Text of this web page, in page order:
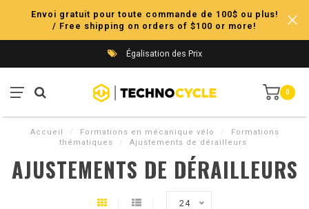
Envoi gratuit pour toute commande de 100$ ou plus!
/ Free shipping on orders of $100 or more!
Égalisation des Prix
0
Accueil / Formations en mécanique vélo /
Formations
thématiques
/ Ajustements de dérailleurs
AJUSTEMENTS DE DÉRAILLEURS
24